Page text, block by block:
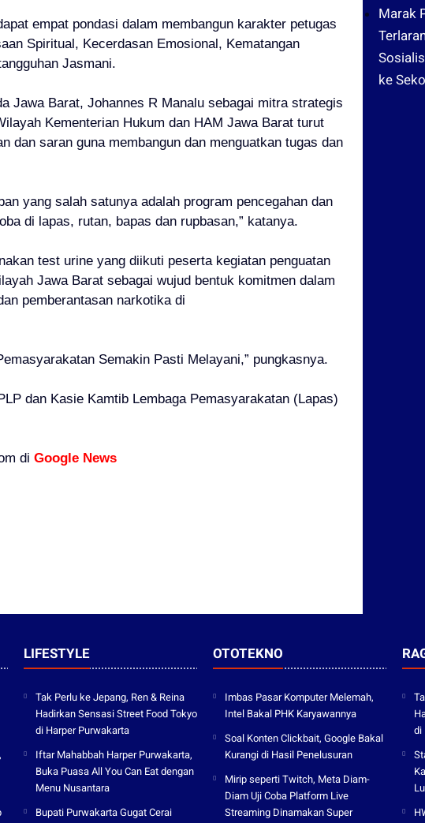
empat pondasi dalam membangun karakter petugas
Spiritual, Kecerdasan Emosional, Kematangan
Jasmani.
Jawa Barat, Johannes R Manalu sebagai mitra strategis
Kementerian Hukum dan HAM Jawa Barat turut
dan saran guna membangun dan menguatkan tugas dan
yang salah satunya adalah program pencegahan dan
di lapas, rutan, bapas dan rupbasan,” katanya.
test urine yang diikuti peserta kegiatan penguatan
Jawa Barat sebagai wujud bentuk komitmen dalam
pemberantasan narkotika di
Semakin Pasti Melayani,” pungkasnya.
dan Kasie Kamtib Lembaga Pemasyarakatan (Lapas)
di Google News
Marak
ke
LIFESTYLE
Tak Perlu ke Jepang, Ren & Reina
Hadirkan Sensasi Street Food Tokyo
di Harper Purwakarta
Iftar Mahabbah Harper Purwakarta,
Buka Puasa All You Can Eat dengan
Menu Nusantara
Bupati Purwakarta Gugat Cerai
OTOTEKNO
Imbas Pasar Komputer Melemah,
Intel Bakal PHK Karyawannya
Soal Konten Clickbait, Google Bakal
Kurangi di Hasil Penelusuran
Mirip seperti Twitch, Meta Diam-
Diam Uji Coba Platform Live
Streaming Dinamakan Super
di